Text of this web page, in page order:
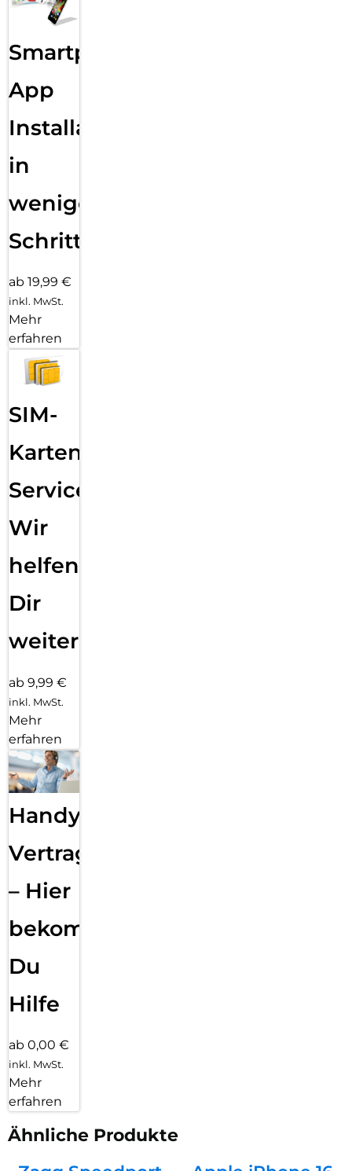
Smartphone
App
Installation
in
wenigen
Schritten
ab 19,99 €
inkl. MwSt.
Mehr
erfahren
SIM-
Karten
Service:
Wir
helfen
Dir
weiter
ab 9,99 €
inkl. MwSt.
Mehr
erfahren
Handy
Vertragsabwicklung
– Hier
bekommst
Du
Hilfe
ab 0,00 €
inkl. MwSt.
Mehr
erfahren
Ähnliche Produkte